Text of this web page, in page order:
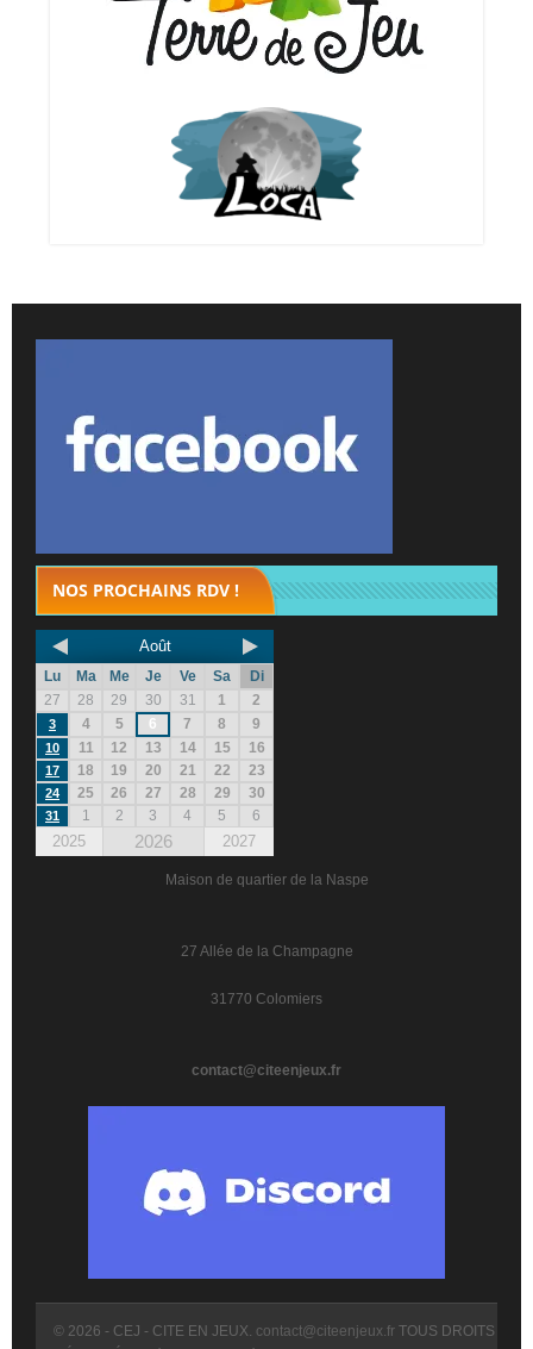
NOS PROCHAINS RDV !
Août
Lu Ma Me Je Ve Sa
Di
27
28 29 30 31 1 2
3 4 5 6 7 8 9
10 11 12 13 14 15 16
17 18 19 20 21 22 23
24 25 26 27 28 29 30
31 1 2 3 4 5 6
2025 2026 2027
Maison de quartier de la Naspe
27 Allée de la Champagne
31770 Colomiers
contact@citeenjeux.fr
© 2026 - CEJ - CITE EN JEUX. contact@citeenjeux.fr TOUS DROITS